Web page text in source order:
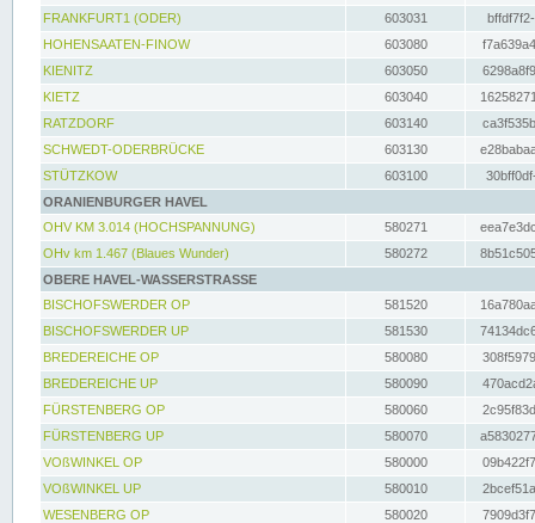
FRANKFURT1 (ODER)
603031
HOHENSAATEN-FINOW
603080
KIENITZ
603050
KIETZ
603040
RATZDORF
603140
SCHWEDT-ODERBRÜCKE
603130
STÜTZKOW
603100
ORANIENBURGER HAVEL
OHV KM 3.014 (HOCHSPANNUNG)
580271
OHv km 1.467 (Blaues Wunder)
580272
OBERE HAVEL-WASSERSTRASSE
BISCHOFSWERDER OP
581520
BISCHOFSWERDER UP
581530
BREDEREICHE OP
580080
BREDEREICHE UP
580090
FÜRSTENBERG OP
580060
FÜRSTENBERG UP
580070
VOßWINKEL OP
580000
VOßWINKEL UP
580010
WESENBERG OP
580020